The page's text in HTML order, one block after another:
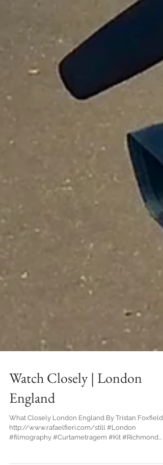
Watch Closely | London
England
What Closely London England By Tristan Foxfield